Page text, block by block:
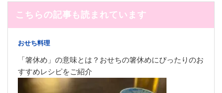
こちらの記事も読まれています
おせち料理
「箸休め」の意味とは？おせちの箸休めにぴったりのお
すすめレシピをご紹介